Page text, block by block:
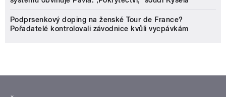
Podprsenkový doping na ženské Tour de France?
Pořadatelé kontrolovali závodnice kvůli vycpávkám